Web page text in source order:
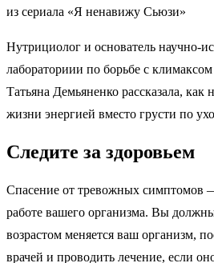
из сериала «Я ненавижу Сьюзи»
Нутрициолог и основатель научно-
лабораториии по борьбе с
Татьяна Демьяненко рассказала, как
жизни энергией вместо грусти по
Следите за здоровьем
Спасение от тревожных симптомов
работе вашего организма. Вы
возрастом меняется ваш организм,
врачей и проводить лечение, если